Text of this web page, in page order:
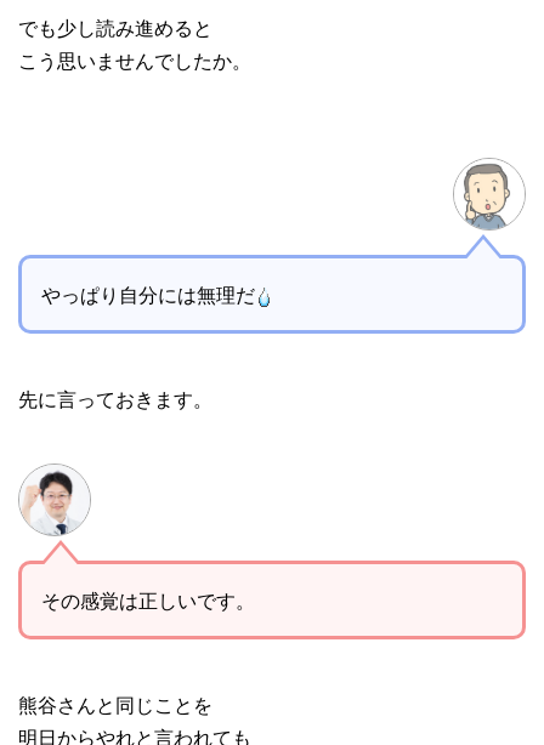
でも少し読み進めると
こう思いませんでしたか。
やっぱり自分には無理だ
先に言っておきます。
その感覚は正しいです。
熊谷さんと同じことを
明日からやれと言われても